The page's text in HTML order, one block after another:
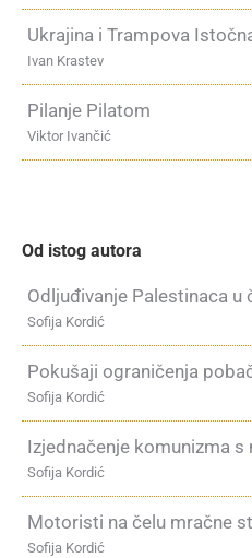
Ukrajina i Trampova
Ivan Krastev
Pilanje Pilatom
Viktor Ivančić
Od istog autora
Odljuđivanje Palestinaca
Sofija Kordić
Pokušaji ograničenja
Sofija Kordić
Izjednačenje komunizma s
Sofija Kordić
Motoristi na čelu mračne
Sofija Kordić